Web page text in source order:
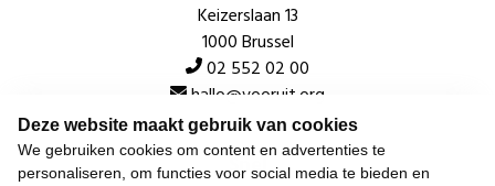
Deze website maakt gebruik van cookies
We gebruiken cookies om content en advertenties te
personaliseren, om functies voor social media te bieden en
Keizerslaan 13
1000 Brussel
02 552 02 00
hallo@vooruit.org
Snel